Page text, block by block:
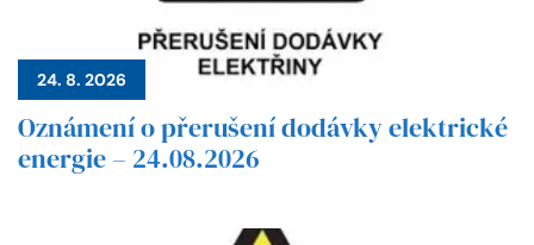
24. 8. 2026
Oznámení o přerušení dodávky elektrické
energie – 24.08.2026